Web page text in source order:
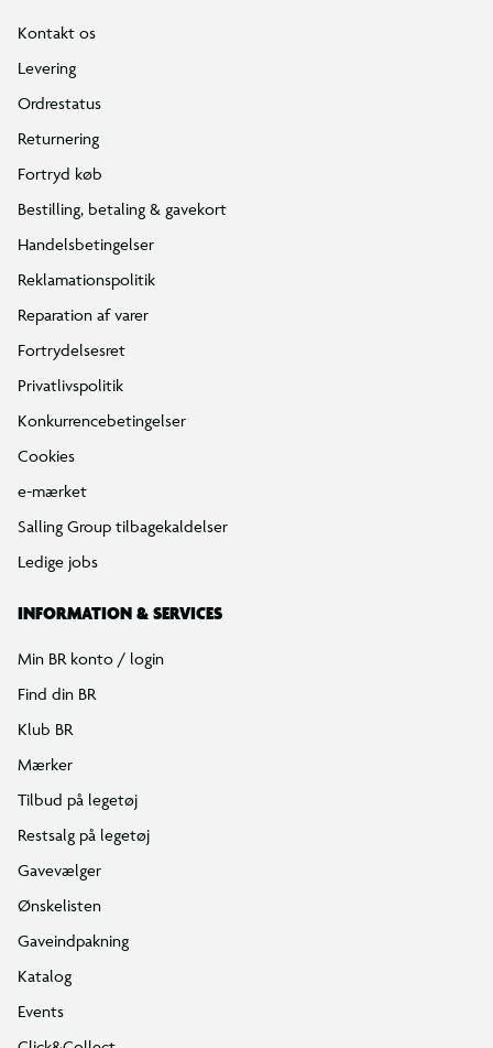
Kontakt os
Levering
Ordrestatus
Returnering
Fortryd køb
Bestilling, betaling & gavekort
Handelsbetingelser
Reklamationspolitik
Reparation af varer
Fortrydelsesret
Privatlivspolitik
Konkurrencebetingelser
Cookies
e-mærket
Salling Group tilbagekaldelser
Ledige jobs
INFORMATION & SERVICES
Min BR konto / login
Find din BR
Klub BR
Mærker
Tilbud på legetøj
Restsalg på legetøj
Gavevælger
Ønskelisten
Gaveindpakning
Katalog
Events